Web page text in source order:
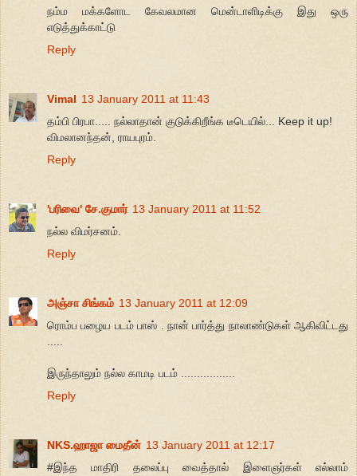
நம்ம மக்களோட கேவலமான மென்டாளிடிக்கு இது ஒரு
எடுத்துக்காட்டு
Reply
Vimal 13 January 2011 at 11:43
தம்பி பிரபா..... நல்லாதான் குடுக்கிறீங்க டீடெயில்... Keep it up!
விமலானந்தன், ராயபுரம்.
Reply
'பரிவை' சே.குமார் 13 January 2011 at 11:52
நல்ல விமர்சனம்.
Reply
அஞ்சா சிங்கம் 13 January 2011 at 12:09
ரொம்ப பழைய படம் பாஸ் . நான் பார்த்து நாலாண்டுகள் ஆகிவிட்டது
இருந்தாலும் நல்ல காமடி படம் .................
Reply
NKS.ஹாஜா மைதீன் 13 January 2011 at 12:17
#இந்த மாதிரி தலைப்பு வைத்தால் இளைஞர்கள் எல்லாம்